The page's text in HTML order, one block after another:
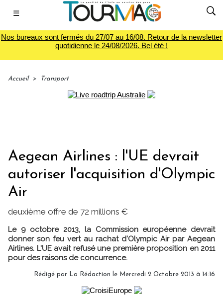
☰
Nos bureaux sont fermés du 27/07 au 16/08. Retour de la newsletter
quotidienne le 24/08/2026. Bel été !
Accueil > Transport
Aegean Airlines : l'UE devrait
autoriser l'acquisition d'Olympic
Air
deuxième offre de 72 millions €
Le 9 octobre 2013, la Commission européenne devrait
donner son feu vert au rachat d'Olympic Air par Aegean
Airlines. L'UE avait refusé une première proposition en 2011
pour des raisons de concurrence.
Rédigé par La Rédaction le Mercredi 2 Octobre 2013 à 14:16